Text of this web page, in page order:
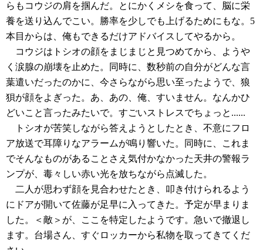
らもコウジの肩を掴んだ。とにかくメシを食って、脳に栄
養を送り込んでこい。勝率を少しでも上げるためにもな。5
本目からは、俺もできるだけアドバイスしてやるから。
コウジはトシオの顔をまじまじと見つめてから、ようや
く涙腺の崩壊を止めた。同時に、数秒前の自分がどんな言
葉遣いだったのかに、今さらながら思い至ったようで、狼
狽が顔をよぎった。あ、あの、俺、すいません。なんかひ
どいこと言ったみたいで。すごいストレスでちょっと......
トシオが苦笑しながら答えようとしたとき、不意にフロ
ア放送で耳障りなアラームが鳴り響いた。同時に、これま
でそんなものがあることさえ気付かなかった天井の警報ラ
ンプが、毒々しい赤い光を放ちながら点滅した。
二人が思わず顔を見合わせたとき、叩き付けられるよう
にドアが開いて佐藤が足早に入ってきた。予定が早まりま
した。＜敵＞が、ここを特定したようです。急いで撤退し
ます。台場さん、すぐロッカーから私物を取ってきてくだ